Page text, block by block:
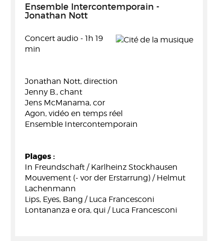
Ensemble Intercontemporain -
Jonathan Nott
Concert audio - 1h 19
min
Jonathan Nott, direction
Jenny B., chant
Jens McManama, cor
Agon, vidéo en temps réel
Ensemble Intercontemporain
Plages :
In Freundschaft / Karlheinz Stockhausen
Mouvement (- vor der Erstarrung) / Helmut
Lachenmann
Lips, Eyes, Bang / Luca Francesconi
Lontananza e ora, qui / Luca Francesconi